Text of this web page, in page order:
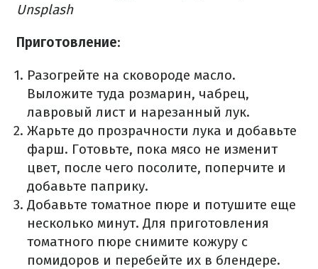
Unsplash
Приготовление:
Разогрейте на сковороде масло.
Выложите туда розмарин, чабрец,
лавровый лист и нарезанный лук.
Жарьте до прозрачности лука и добавьте
фарш. Готовьте, пока мясо не изменит
цвет, после чего посолите, поперчите и
добавьте паприку.
Добавьте томатное пюре и потушите еще
несколько минут. Для приготовления
томатного пюре снимите кожуру с
помидоров и перебейте их в блендере.